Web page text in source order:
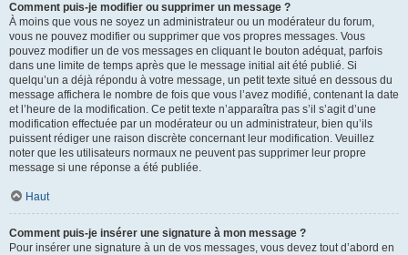
Comment puis-je modifier ou supprimer un message ?
À moins que vous ne soyez un administrateur ou un modérateur du forum,
vous ne pouvez modifier ou supprimer que vos propres messages. Vous
pouvez modifier un de vos messages en cliquant le bouton adéquat, parfois
dans une limite de temps après que le message initial ait été publié. Si
quelqu’un a déjà répondu à votre message, un petit texte situé en dessous du
message affichera le nombre de fois que vous l’avez modifié, contenant la date
et l’heure de la modification. Ce petit texte n’apparaîtra pas s’il s’agit d’une
modification effectuée par un modérateur ou un administrateur, bien qu’ils
puissent rédiger une raison discrète concernant leur modification. Veuillez
noter que les utilisateurs normaux ne peuvent pas supprimer leur propre
message si une réponse a été publiée.
Haut
Comment puis-je insérer une signature à mon message ?
Pour insérer une signature à un de vos messages, vous devez tout d’abord en